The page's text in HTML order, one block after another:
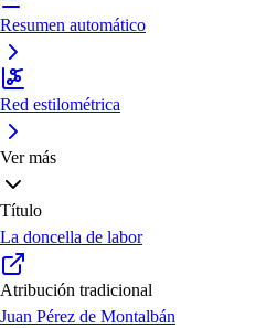
Resumen automático
Red estilométrica
Ver más
Título
La doncella de labor
Atribución tradicional
Juan Pérez de Montalbán